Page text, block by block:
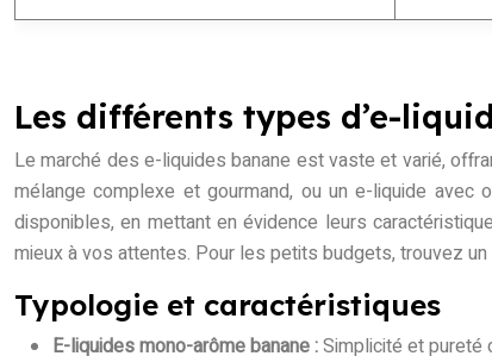
Les différents types d’e-
Le marché des e-liquides banane est vaste et varié,
mélange complexe et gourmand, ou un e-liquide
disponibles, en mettant en évidence leurs
mieux à vos attentes. Pour les petits budgets, trouvez un
Typologie et caractéristiques
E-liquides mono-arôme banane :Simplicité et pureté